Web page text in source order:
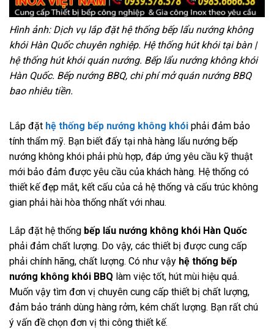
Hình ảnh: Dịch vụ lắp đặt hệ thống bếp lẩu nướng không
khói Hàn Quốc chuyên nghiệp. Hệ thống hút khói tại bàn |
hệ thống hút khói quán nướng. Bếp lẩu nướng không khói
Hàn Quốc. Bếp nướng BBQ, chi phí mở quán nướng BBQ
bao nhiêu tiền.
Lắp đặt hệ thống bếp nướng không khói phải đảm bảo
tính thẩm mỹ. Bạn biết đấy tại nhà hàng lẩu nướng bếp
nướng không khói phải phù hợp, đáp ứng yêu cầu kỹ thuật
mới bảo đảm được yêu cầu của khách hàng. Hệ thống có
thiết kế đẹp mắt, kết cấu của cả hệ thống và cấu trúc không
gian phải hài hòa thống nhất với nhau.
Lắp đặt hệ thống bếp lẩu nướng không khói Hàn Quốc
phải đảm chất lượng. Do vậy, các thiết bị được cung cấp
phải chính hãng, chất lượng. Có như vậy hệ thống bếp
nướng không khói BBQ làm việc tốt, hút mùi hiệu quả.
Muốn vậy tìm đơn vị chuyên cung cấp thiết bị chất lượng,
đảm bảo tránh dùng hàng rởm, kém chất lượng. Bạn rất chú
ý vấn đề chọn đơn vị thi công thiết kế.